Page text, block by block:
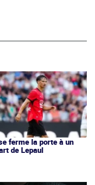
ferme la porte à un
de Lepaul